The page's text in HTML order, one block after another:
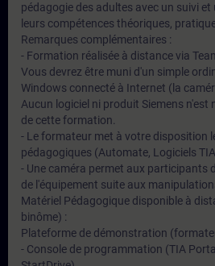
pédagogie des adultes avec un suivi
leurs compétences théoriques,
Remarques complémentaires :
- Formation réalisée à distance via
Vous devrez être muni d'un simple
Windows connecté à Internet (la
Aucun logiciel ni produit Siemens
de cette formation.
- Le formateur met à votre disposition
pédagogiques (Automate, Logiciels
- Une caméra permet aux participants
de l'équipement suite aux
Matériel Pédagogique disponible à
binôme) :
Plateforme de démonstration
- Console de programmation (TIA